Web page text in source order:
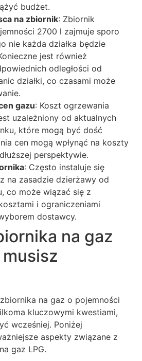
budżet.
na zbiornik: Zbiornik
2700 l zajmuje sporo
nie każda działka będzie
jest również
odległości od
działki, co czasami może
gazu: Koszt ogrzewania
uzależniony od aktualnych
które mogą być dość
cen mogą wpłynąć na koszty
perspektywie.
: Często instaluje się
na zasadzie dzierżawy od
co może wiązać się z
i ograniczeniami
dostawcy.
na gaz
na gaz o pojemności
kluczowymi kwestiami,
wcześniej. Poniżej
aspekty związane z
gaz LPG.